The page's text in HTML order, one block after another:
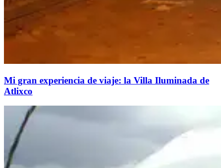
Mi gran experiencia de viaje: la Villa Iluminada de
Atlixco